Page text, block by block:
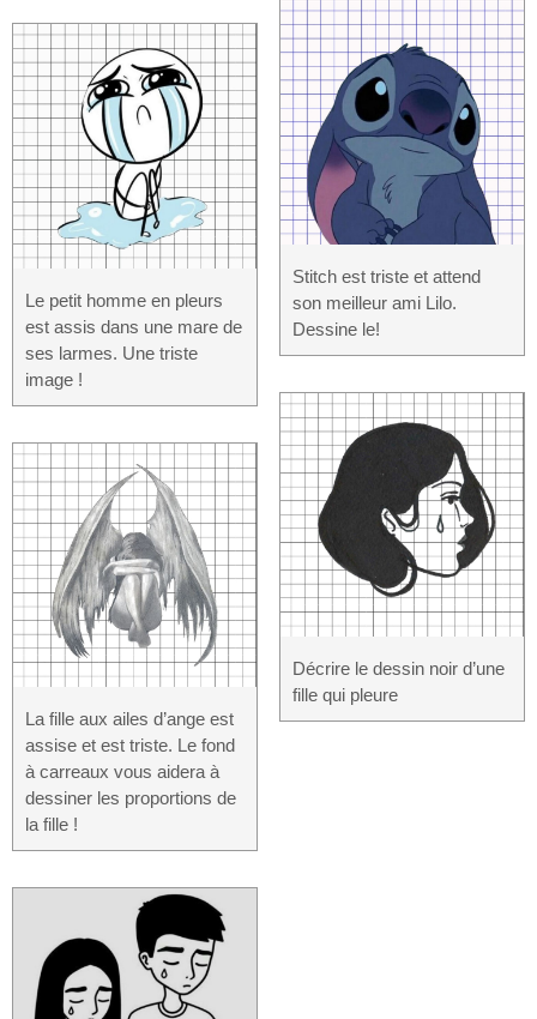
Le petit homme en pleurs
est assis dans une mare de
ses larmes. Une triste
image !
La fille aux ailes d’ange est
assise et est triste. Le fond
à carreaux vous aidera à
dessiner les proportions de
la fille !
Stitch est triste et attend
son meilleur ami Lilo.
Dessine le!
Décrire le dessin noir d’une
fille qui pleure